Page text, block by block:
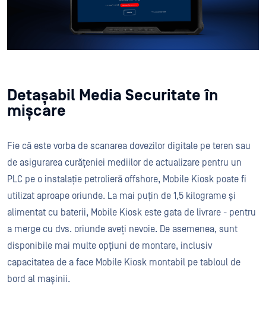
Detașabil Media Securitate în
mișcare
Fie că este vorba de scanarea dovezilor digitale pe teren sau
de asigurarea curățeniei mediilor de actualizare pentru un
PLC pe o instalație petrolieră offshore, Mobile Kiosk poate fi
utilizat aproape oriunde. La mai puțin de 1,5 kilograme și
alimentat cu baterii, Mobile Kiosk este gata de livrare - pentru
a merge cu dvs. oriunde aveți nevoie. De asemenea, sunt
disponibile mai multe opțiuni de montare, inclusiv
capacitatea de a face Mobile Kiosk montabil pe tabloul de
bord al mașinii.